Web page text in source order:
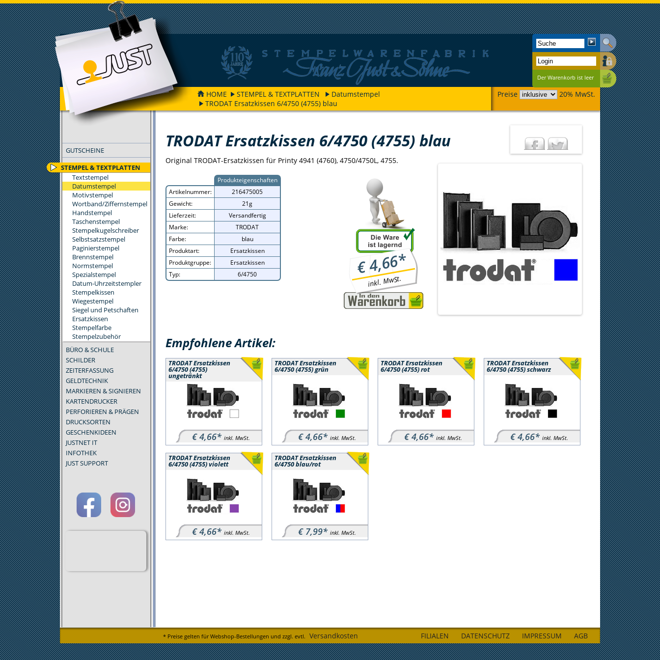
Der Warenkorb ist leer
Preise 20% MwSt.
HOME STEMPEL & TEXTPLATTEN
Datumstempel
TRODAT Ersatzkissen 6/4750 (4755) blau
GUTSCHEINE
STEMPEL & TEXTPLATTEN
Textstempel
Datumstempel
Motivstempel
Wortband/Ziffernstempel
Handstempel
Taschenstempel
Stempelkugelschreiber
Selbstsatzstempel
Paginierstempel
Brennstempel
Normstempel
Spezialstempel
Datum-Uhrzeitstempler
Stempelkissen
Wiegestempel
Siegel und Petschaften
Ersatzkissen
Stempelfarbe
Stempelzubehör
BÜRO & SCHULE
SCHILDER
ZEITERFASSUNG
GELDTECHNIK
MARKIEREN & SIGNIEREN
KARTENDRUCKER
PERFORIEREN & PRÄGEN
DRUCKSORTEN
GESCHENKIDEEN
JUSTNET IT
INFOTHEK
JUST SUPPORT
TRODAT Ersatzkissen 6/4750 (4755) blau
Original TRODAT-Ersatzkissen für Printy 4941 (4760), 4750/4750L, 4755.
€4,66*
inkl. MwSt.
Produkteigenschaften
Artikelnummer:
216475005
Gewicht:
21g
Lieferzeit:
Versandfertig
Marke:
TRODAT
Farbe:
blau
Produktart:
Ersatzkissen
Produktgruppe:
Ersatzkissen
Typ:
6/4750
Empfohlene Artikel:
TRODAT Ersatzkissen
6/4750 (4755)
ungetränkt
€ 4,66* inkl. MwSt.
TRODAT Ersatzkissen
6/4750 (4755) grün
€ 4,66* inkl. MwSt.
TRODAT Ersatzkissen
6/4750 (4755) rot
€ 4,66* inkl. MwSt.
TRODAT Ersatzkissen
6/4750 (4755) schwarz
€ 4,66* inkl. MwSt.
TRODAT Ersatzkissen
6/4750 (4755) violett
€ 4,66* inkl. MwSt.
TRODAT Ersatzkissen
6/4750 blau/rot
€ 7,99* inkl. MwSt.
* Preise gelten für Webshop-Bestellungen und zzgl. evtl. Versandkosten AGB
IMPRESSUM
DATENSCHUTZ
FILIALEN